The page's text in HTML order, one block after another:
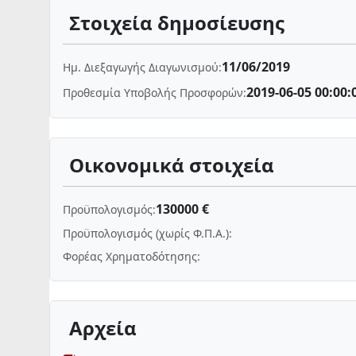
Στοιχεία δημοσίευσης
Ημ. Διεξαγωγής Διαγωνισμού:11/06/2019
Προθεσμία Υποβολής Προσφορών:2019-06-05
Οικονομικά στοιχεία
Προϋπολογισμός:130000 €
Προϋπολογισμός (χωρίς Φ.Π.Α.):
Φορέας Χρηματοδότησης:
Αρχεία